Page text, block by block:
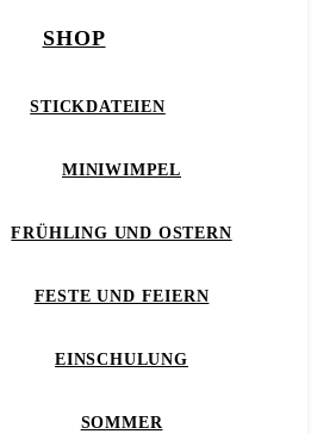
SHOP
STICKDATEIEN
MINIWIMPEL
FRÜHLING UND OSTERN
FESTE UND FEIERN
EINSCHULUNG
SOMMER